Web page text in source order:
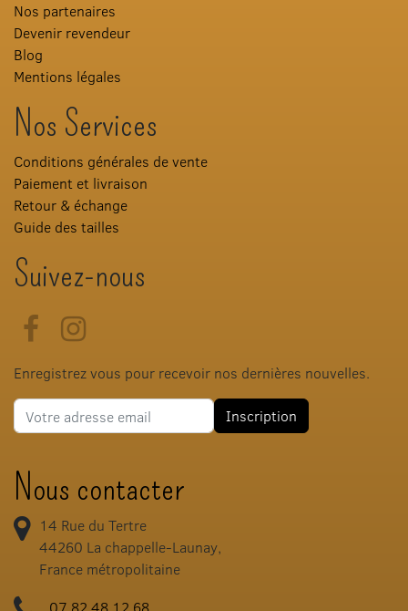
Nos partenaires
Devenir revendeur
Blog
Mentions légales
Nos Services
Conditions générales de vente
Paiement et livraison
Retour & échange
Guide des tailles
Suivez-nous
FacebookInstagram
Enregistrez vous pour recevoir nos dernières nouvelles.
Adresse e-mail
Inscription
Nous contacter
14 Rue du Tertre
44260 La chappelle-Launay,
France métropolitaine
07.82.48.12.68